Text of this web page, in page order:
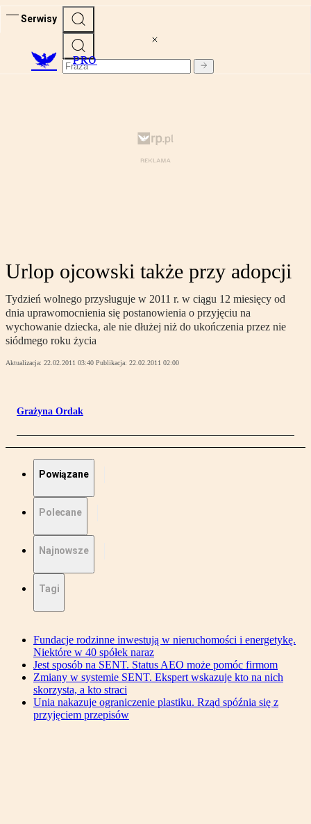
Serwisy
PRO
Urlop ojcowski także przy adopcji
Tydzień wolnego przysługuje w 2011 r. w ciągu 12 miesięcy od
dnia uprawomocnienia się postanowienia o przyjęciu na
wychowanie dziecka, ale nie dłużej niż do ukończenia przez nie
siódmego roku życia
Aktualizacja: 22.02.2011 03:40 Publikacja: 22.02.2011 02:00
Grażyna Ordak
Powiązane
Polecane
Najnowsze
Tagi
Fundacje rodzinne inwestują w nieruchomości i energetykę.
Niektóre w 40 spółek naraz
Jest sposób na SENT. Status AEO może pomóc firmom
Zmiany w systemie SENT. Ekspert wskazuje kto na nich
skorzysta, a kto straci
Unia nakazuje ograniczenie plastiku. Rząd spóźnia się z
przyjęciem przepisów